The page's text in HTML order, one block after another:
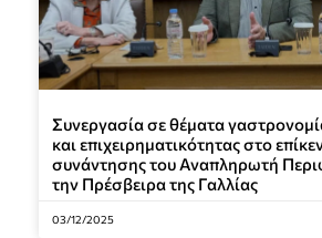
Συνεργασία σε θέματα
και επιχειρηματικότητας στο
συνάντησης του Αναπληρωτή
την Πρέσβειρα της Γαλλίας
03/12/2025